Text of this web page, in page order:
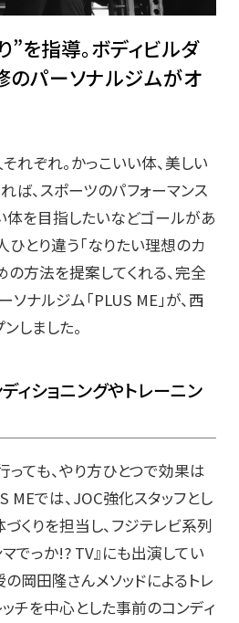
を指導。ボディビルダ
のパーソナルジムがオ
ぞれ。かっこいい体、美しい
ば、スポーツのパフォーマンス
体を目指したいなどゴールがあ
ひとり違う「なりたい理想のカ
の方法を提案してくれる、完全
ナルジム「PLUS ME」が、西
しました。
ィショニングやトレーニン
ても、やり方ひとつで効果は
MEでは、JOC強化スタッフとし
くりを担当し、フジテレビ系列
でっか!? TV』にも出演してい
岡田隆さんメソッドによるトレ
チを中心とした事前のコンディ